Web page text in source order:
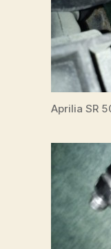
Aprilia SR